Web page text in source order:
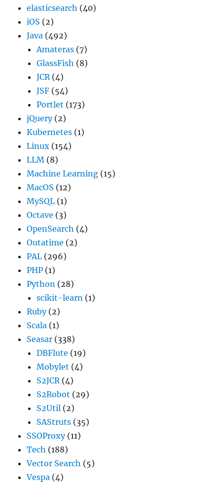
elasticsearch (40)
iOS (2)
Java (492)
Amateras (7)
GlassFish (8)
JCR(4)
JSF (54)
Portlet (173)
jQuery(2)
Kubernetes (1)
Linux (154)
LLM (8)
Machine Learning (15)
MacOS (12)
MySQL (1)
Octave (3)
OpenSearch (4)
Outatime (2)
PAL (296)
PHP (1)
Python (28)
scikit-learn (1)
Ruby(2)
Scala (1)
Seasar (338)
DBFlute (19)
Mobylet (4)
S2JCR(4)
S2Robot (29)
S2Util (2)
SAStruts (35)
SSOProxy(11)
Tech (188)
Vector Search (5)
Vespa (4)